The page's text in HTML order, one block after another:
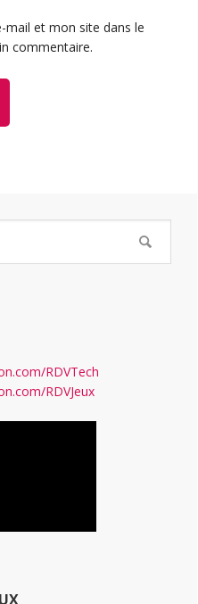
et mon site dans le
commentaire.
RDVTech
RDVJeux